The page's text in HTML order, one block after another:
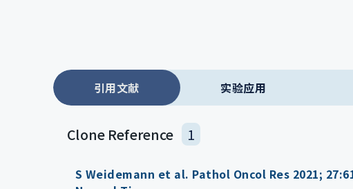
引用文献 实验应用
Clone Reference 1
S Weidemann et al. Pathol Oncol Res 2021;